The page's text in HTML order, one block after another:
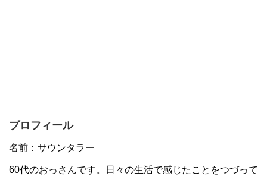
プロフィール
名前：サウンタラー
60代のおっさんです。日々の生活で感じたことをつづって